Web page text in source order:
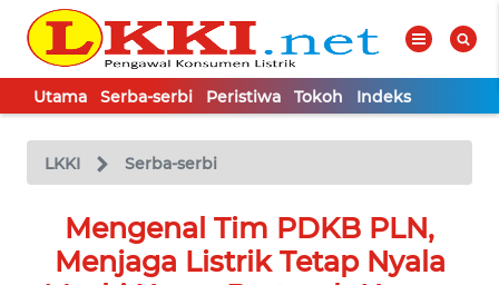
Utama Serba-serbi Peristiwa Tokoh Indeks
LKKI Serba-serbi
Mengenal Tim PDKB PLN,
Menjaga Listrik Tetap Nyala
TV
Tutup
UTAMA